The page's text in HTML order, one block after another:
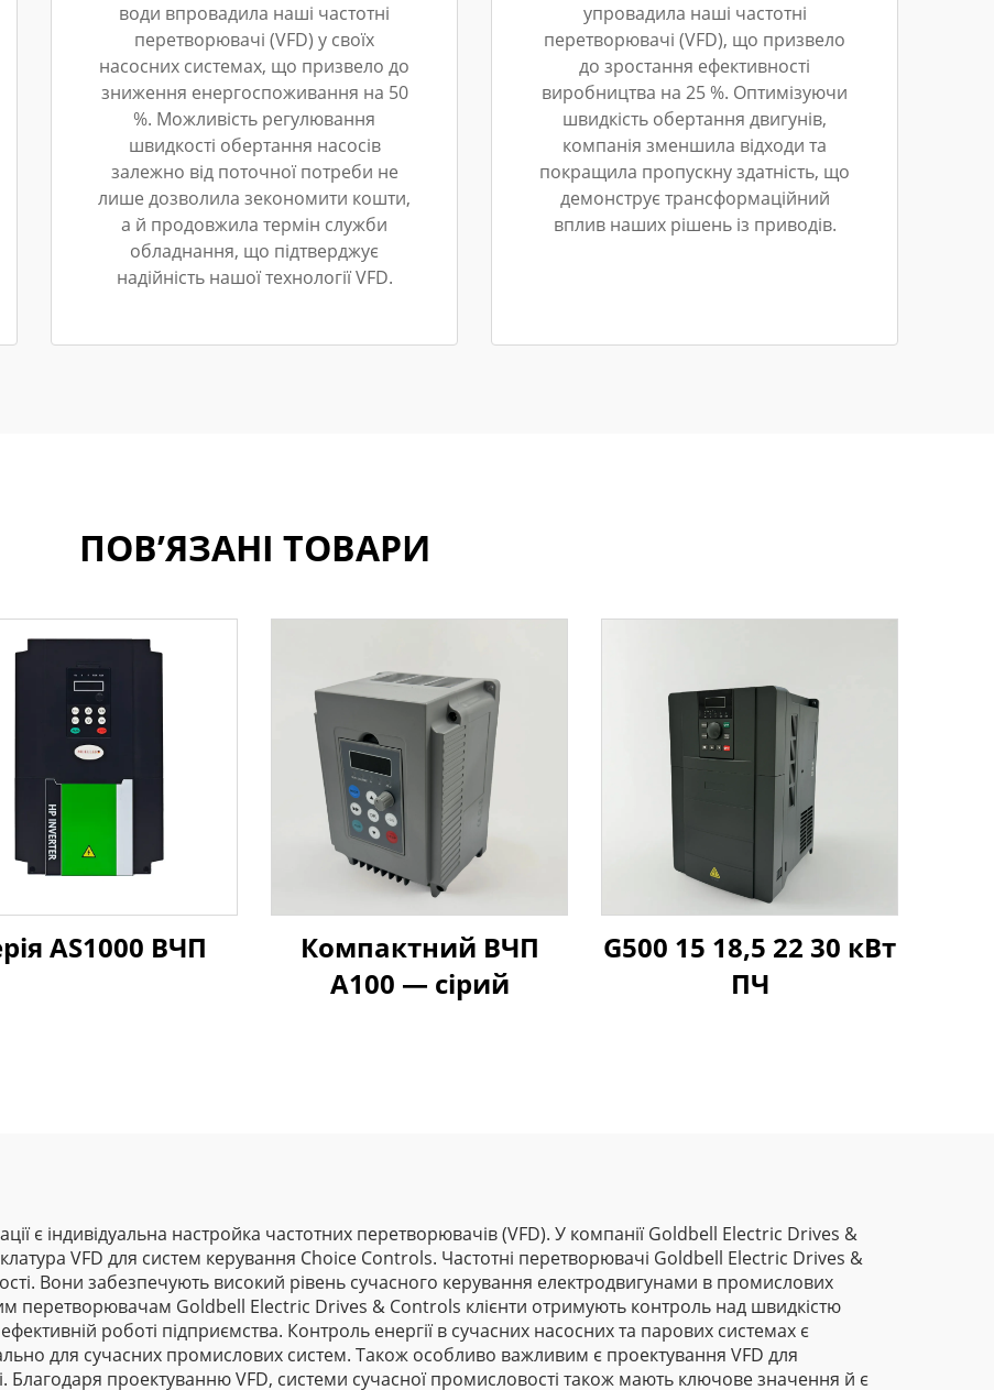
води впровадила наші частотні
перетворювачі (VFD) у своїх
насосних системах, що призвело до
зниження енергоспоживання на 50
%. Можливість регулювання
швидкості обертання насосів
залежно від поточної потреби не
лише дозволила зекономити кошти,
а й продовжила термін служби
обладнання, що підтверджує
надійність нашої технології VFD.
упровадила наші частотні
перетворювачі (VFD), що призвело
до зростання ефективності
виробництва на 25 %. Оптимізуючи
швидкість обертання двигунів,
компанія зменшила відходи та
покращила пропускну здатність, що
демонструє трансформаційний
вплив наших рішень із приводів.
ПОВ’ЯЗАНІ ТОВАРИ
AS1000 ВЧП
Компактний ВЧП
A100 — сірий
G500 15 18,5 22 30 кВт
ПЧ
є індивідуальна настройка частотних перетворювачів (VFD). У компанії Goldbell Electric Drives &
VFD для систем керування Choice Controls. Частотні перетворювачі Goldbell Electric Drives &
Вони забезпечують високий рівень сучасного керування електродвигунами в промислових
перетворювачам Goldbell Electric Drives & Controls клієнти отримують контроль над швидкістю
роботі підприємства. Контроль енергії в сучасних насосних та парових системах є
для сучасних промислових систем. Також особливо важливим є проектування VFD для
Благодаря проектуванню VFD, системи сучасної промисловості також мають ключове значення й є